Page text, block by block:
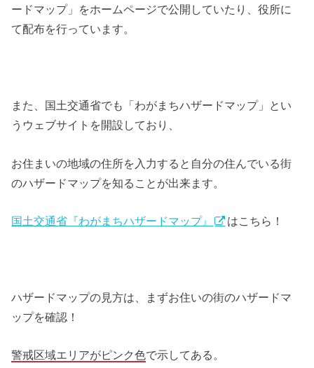
ードマップ」をホームページで公開していたり、役所に
て配布を行っています。
また、国土交通省でも「わがまちハザードマップ」とい
うウェブサイトを開設しており、
お住まいの地域の住所を入力すると自分の住んでいる街
のハザードマップを知ることが出来ます。
国土交通省『わがまちハザードマップ』 はこちら！
ハザードマップの見方は、まずお住いの街のハザードマ
ップを確認！
警戒区域エリアがピンク色で示してある。